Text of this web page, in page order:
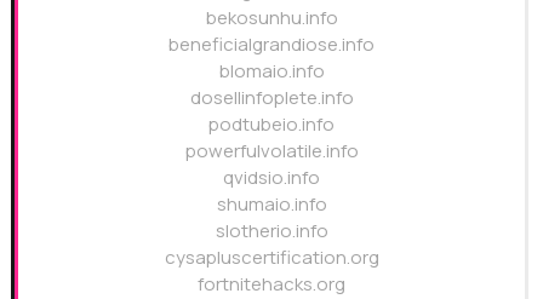
bekosunhu.info
beneficialgrandiose.info
blomaio.info
dosellinfoplete.info
podtubeio.info
powerfulvolatile.info
qvidsio.info
shumaio.info
slotherio.info
cysapluscertification.org
fortnitehacks.org